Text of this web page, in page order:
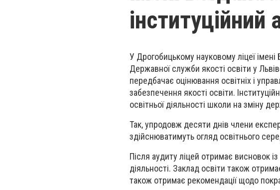
інституційний
У Дрогобицькому науковому ліцеї імені
Державної служби якості освіти у
передбачає оцінювання освітніх і
забезпечення якості освіти.
освітньої діяльності школи на зміну
Так, упродовж десяти днів члени
здійснюватимуть огляд освітнього
Після аудиту ліцей отримає висновок
діяльності. Заклад освіти також
також отримає рекомендації щодо